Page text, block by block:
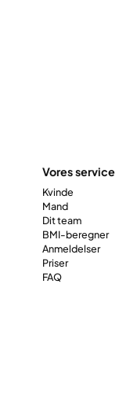
Vores service
Kvinde
Mand
Dit team
BMI-beregner
Anmeldelser
Priser
FAQ